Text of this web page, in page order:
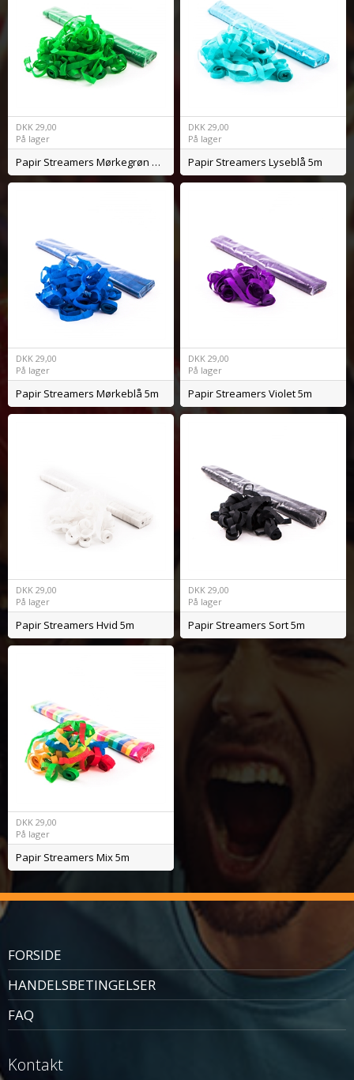
DKK 29,00
På lager
Papir Streamers Mørkegrøn 5m
DKK 29,00
På lager
Papir Streamers Lyseblå 5m
DKK 29,00
På lager
Papir Streamers Mørkeblå 5m
DKK 29,00
På lager
Papir Streamers Violet 5m
DKK 29,00
På lager
Papir Streamers Hvid 5m
DKK 29,00
På lager
Papir Streamers Sort 5m
DKK 29,00
På lager
Papir Streamers Mix 5m
FORSIDE
HANDELSBETINGELSER
FAQ
Kontakt